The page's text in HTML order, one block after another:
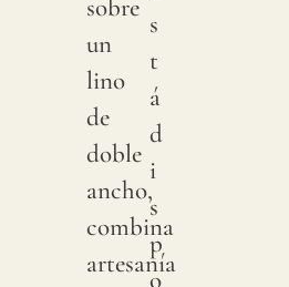
sobre
un
lino
de
doble
ancho,
combina
artesanía
s
t
á
d
i
s
p
o